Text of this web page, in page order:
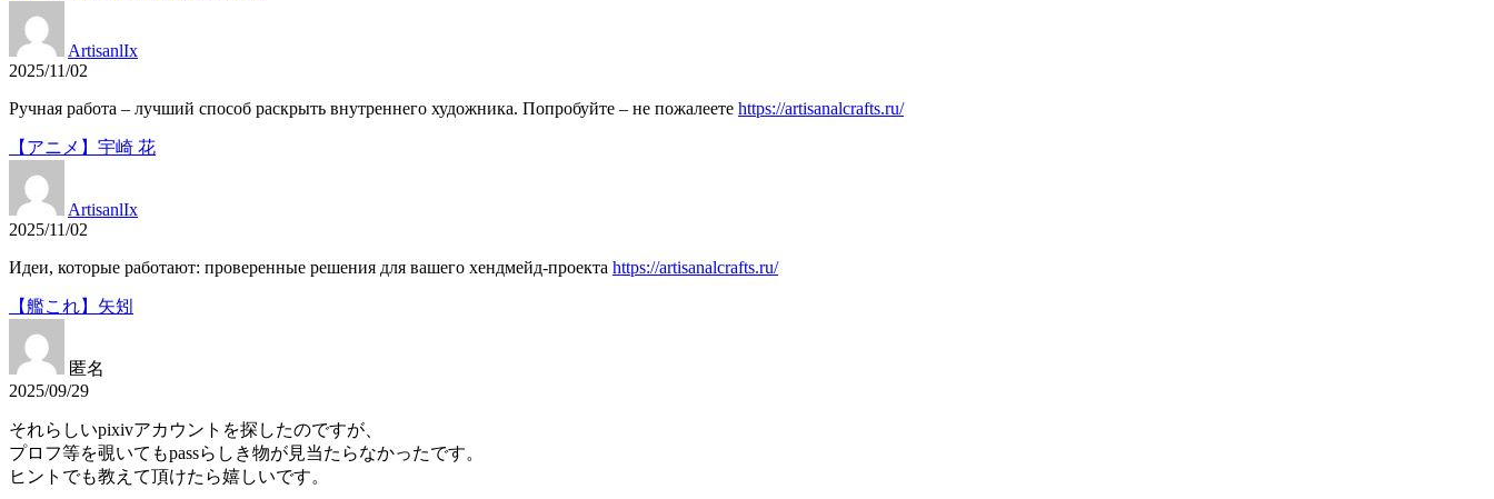
ArtisanlIx
2025/11/02
Ручная работа – лучший способ раскрыть внутреннего художника. Попробуйте – не пожалеете https://artisanalcrafts.ru/
【アニメ】宇崎 花
ArtisanlIx
2025/11/02
Идеи, которые работают: проверенные решения для вашего хендмейд-проекта https://artisanalcrafts.ru/
【艦これ】矢矧
匿名
2025/09/29
それらしいpixivアカウントを探したのですが、
プロフ等を覗いてもpassらしき物が見当たらなかったです。
ヒントでも教えて頂けたら嬉しいです。